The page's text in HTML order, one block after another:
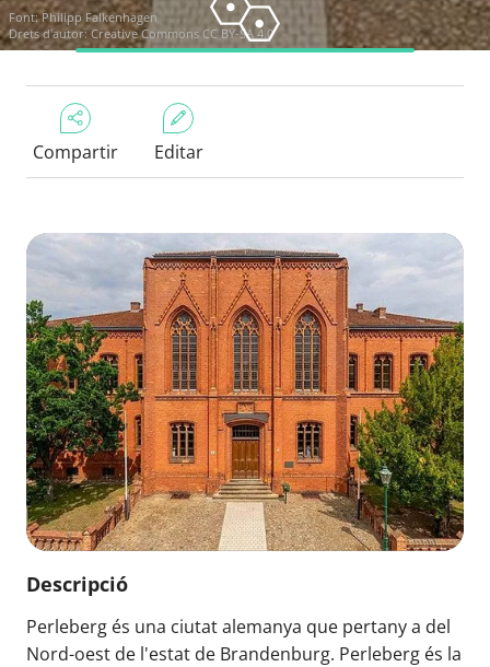
Font:Philipp Falkenhagen
Drets d'autor:Creative Commons CC BY-SA 4.0
Compartir Editar
Descripció
Perleberg és una ciutat alemanya que pertany a del
Nord-oest de l'estat de Brandenburg. Perleberg és la